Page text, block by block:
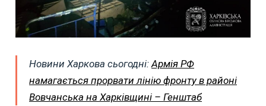
Новини Харкова сьогодні:Армія РФ
намагається прорвати лінію фронту в районі
Вовчанська на Харківщині – Генштаб